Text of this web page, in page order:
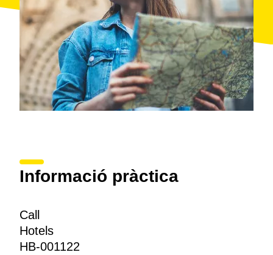
Informació pràctica
Call
Hotels
HB-001122